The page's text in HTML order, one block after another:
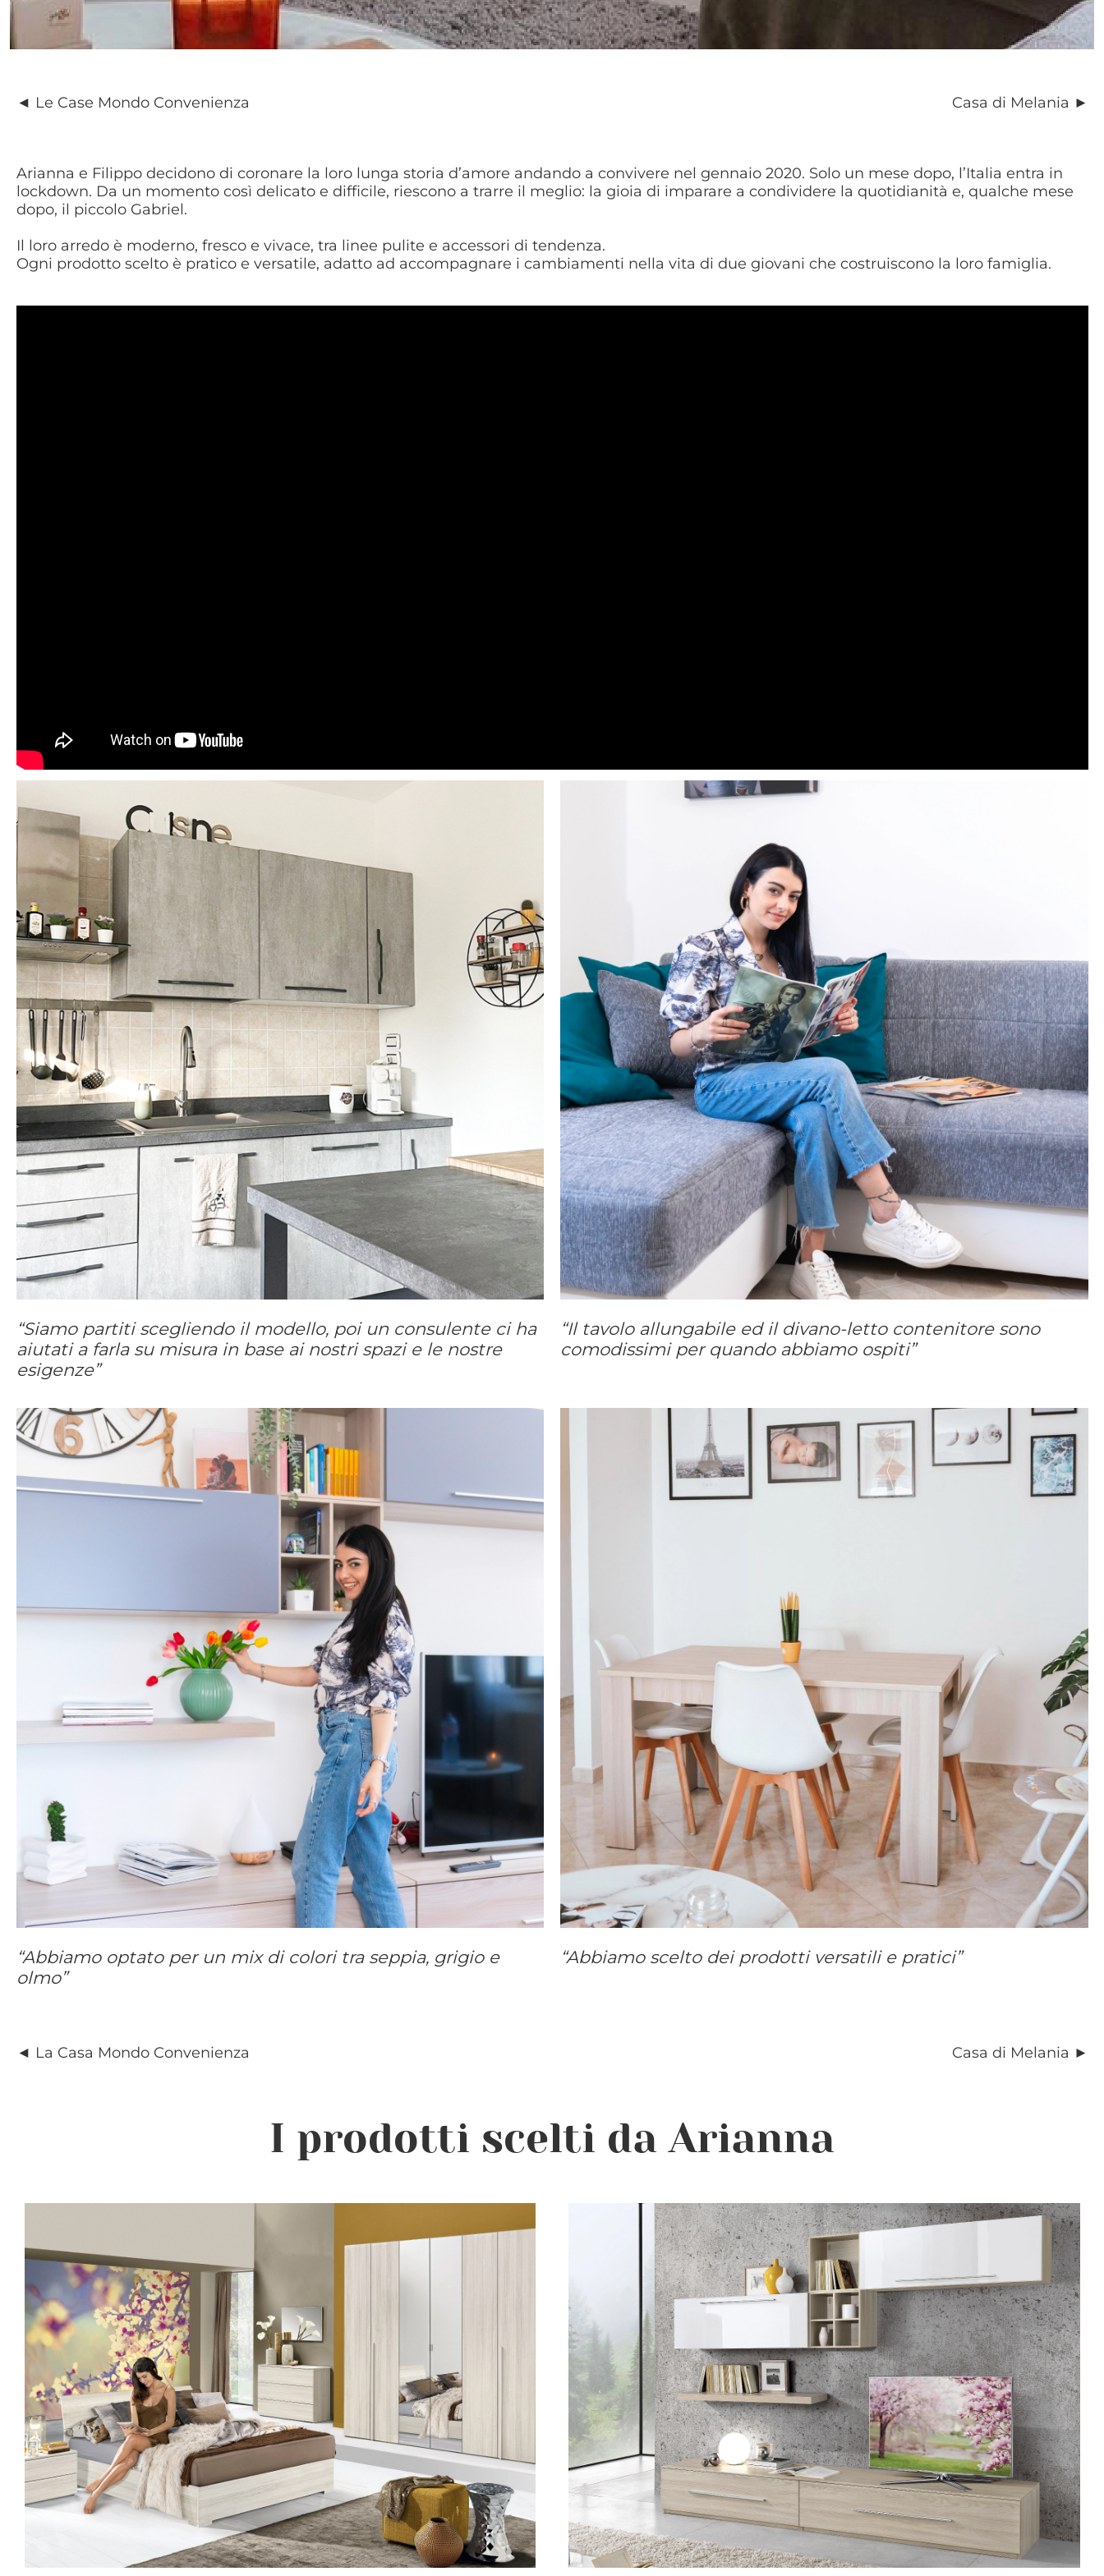
◄ Le Case Mondo Convenienza Casa di Melania ►
Arianna e Filippo decidono di coronare la loro lunga storia d’amore andando a convivere nel gennaio 2020. Solo un mese dopo, l’Italia entra in
lockdown. Da un momento così delicato e difficile, riescono a trarre il meglio: la gioia di imparare a condividere la quotidianità e, qualche mese
dopo, il piccolo Gabriel.
Il loro arredo è moderno, fresco e vivace, tra linee pulite e accessori di tendenza.
Ogni prodotto scelto è pratico e versatile, adatto ad accompagnare i cambiamenti nella vita di due giovani che costruiscono la loro famiglia.
“Siamo partiti scegliendo il modello, poi un consulente ci ha
aiutati a farla su misura in base ai nostri spazi e le nostre
esigenze”
“Il tavolo allungabile ed il divano-letto contenitore sono
comodissimi per quando abbiamo ospiti”
“Abbiamo optato per un mix di colori tra seppia, grigio e
olmo”
“Abbiamo scelto dei prodotti versatili e pratici”
◄ La Casa Mondo Convenienza Casa di Melania ►
I prodotti scelti da Arianna